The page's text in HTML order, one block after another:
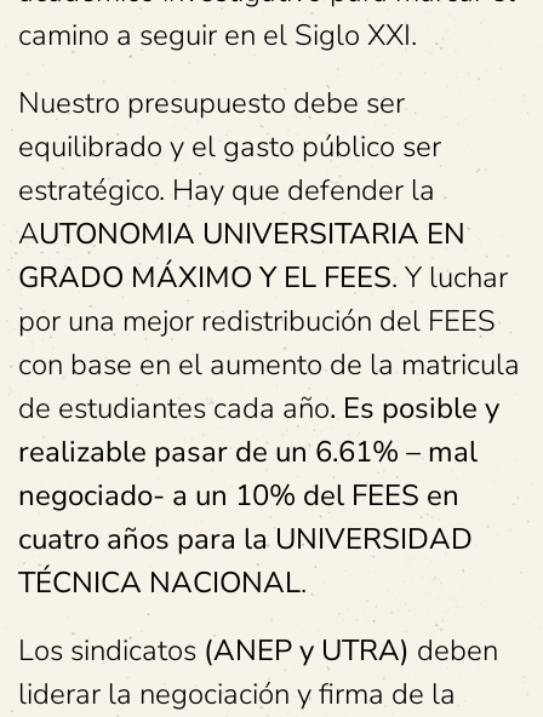
camino a seguir en el Siglo XXI.
Nuestro presupuesto debe ser
equilibrado y el gasto público ser
estratégico. Hay que defender la
AUTONOMIA UNIVERSITARIA EN
GRADO MÁXIMO Y EL FEES. Y luchar
por una mejor redistribución del FEES
con base en el aumento de la matricula
de estudiantes cada año. Es posible y
realizable pasar de un 6.61% – mal
negociado- a un 10% del FEES en
cuatro años para la UNIVERSIDAD
TÉCNICA NACIONAL.
Los sindicatos (ANEP y UTRA) deben
liderar la negociación y firma de la